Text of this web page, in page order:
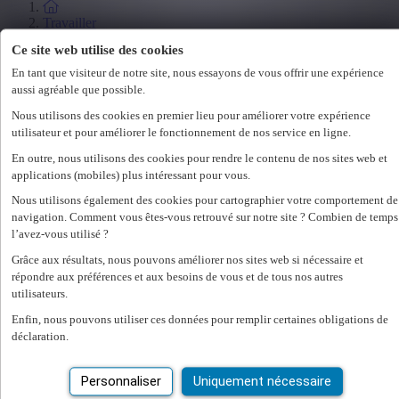
Ce site web utilise des cookies
En tant que visiteur de notre site, nous essayons de vous offrir une expérience
aussi agréable que possible.
Nous utilisons des cookies en premier lieu pour améliorer votre expérience
utilisateur et pour améliorer le fonctionnement de nos service en ligne.
En outre, nous utilisons des cookies pour rendre le contenu de nos sites web et
applications (mobiles) plus intéressant pour vous.
Nous utilisons également des cookies pour cartographier votre comportement de
navigation. Comment vous êtes-vous retrouvé sur notre site ? Combien de temps
l’avez-vous utilisé ?
Grâce aux résultats, nous pouvons améliorer nos sites web si nécessaire et
répondre aux préférences et aux besoins de vous et de tous nos autres
utilisateurs.
Enfin, nous pouvons utiliser ces données pour remplir certaines obligations de
déclaration.
Personnaliser Uniquement nécessaire
Travailler
Salon de l'emploi
Législation
Employeur
Office
Technicum
Customer Care
Accounting & Finance
Human Resources
Construct
Nos services RH
Flexi-jobs
Projectsourcing